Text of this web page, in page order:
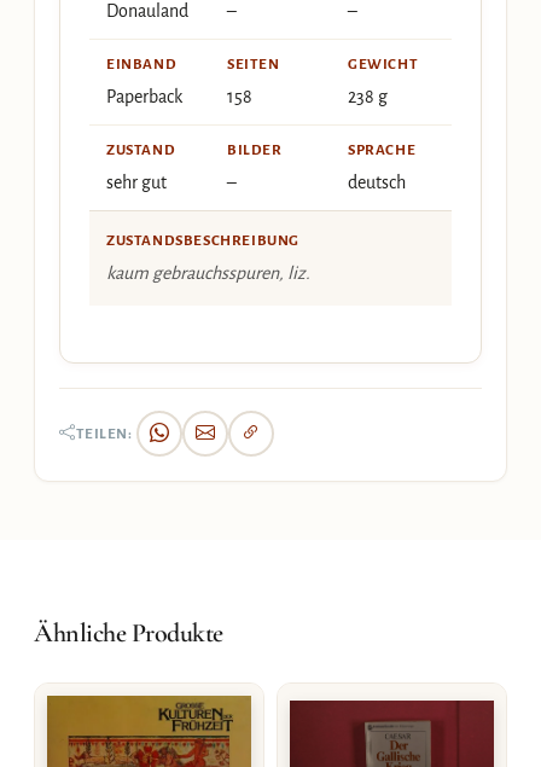
Donauland – –
EINBAND
Paperback
SEITEN
158
GEWICHT
238 g
ZUSTAND
sehr gut
BILDER
–
SPRACHE
deutsch
ZUSTANDSBESCHREIBUNG
kaum gebrauchsspuren, liz.
TEILEN:
Ähnliche Produkte